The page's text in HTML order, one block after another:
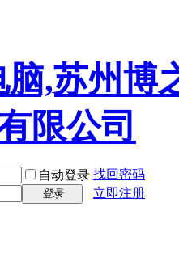
自动登录 找回密码
登录
立即注册